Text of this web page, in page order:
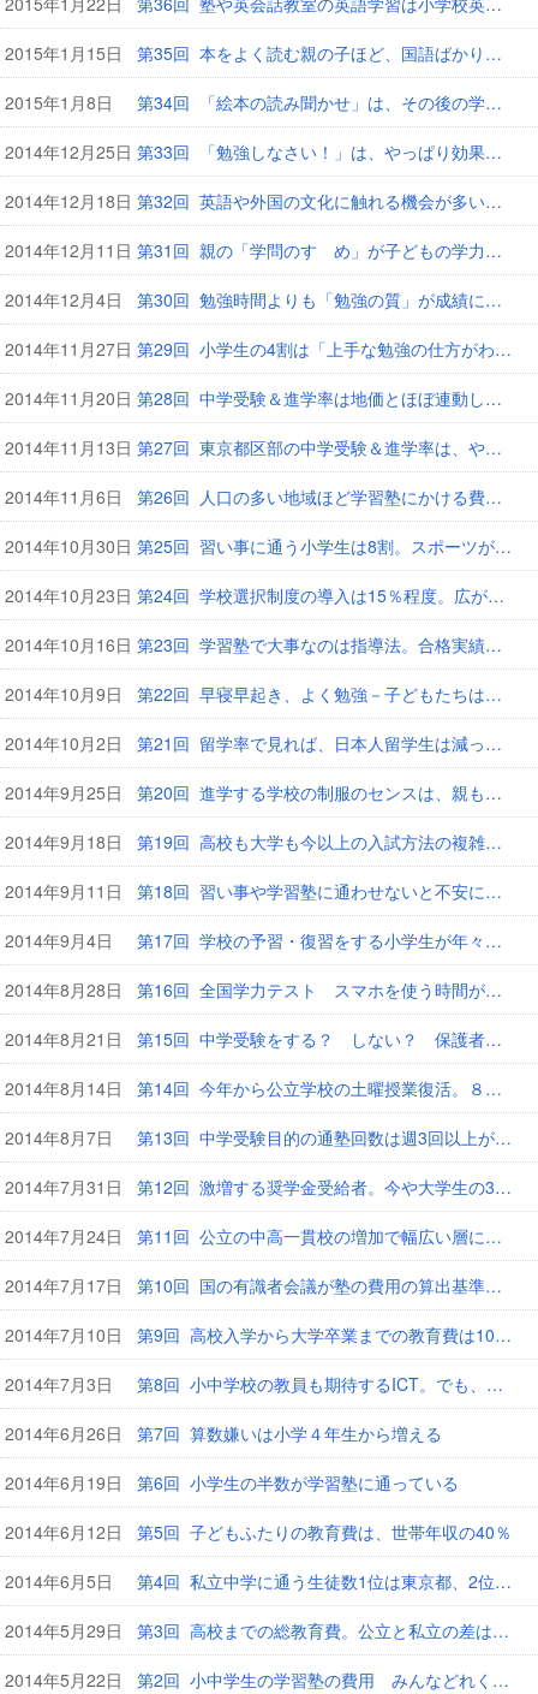
2015年1月15日 第35回 本をよく読む親の子ほど、国語ばかりか算数の点数も高い！
2015年1月8日 第34回 「絵本の読み聞かせ」は、その後の学力に大きく影響！
2014年12月25日 第33回 「勉強しなさい！」は、やっぱり効果がなかった
2014年12月18日 第32回 英語や外国の文化に触れる機会が多いほど好成績
2014年12月11日 第31回 親の「学問のすゝめ」が子どもの学力を左右する？
2014年12月4日 第30回 勉強時間よりも「勉強の質」が成績に影響する
2014年11月27日 第29回 小学生の4割は「上手な勉強の仕方がわからない」
2014年11月20日 第28回 中学受験＆進学率は地価とほぼ連動している
2014年11月13日 第27回 東京都区部の中学受験＆進学率は、やっぱり高かった
2014年11月6日 第26回 人口の多い地域ほど学習塾にかける費用は増加
2014年10月30日 第25回 習い事に通う小学生は8割。スポーツがダントツ1位
2014年10月23日 第24回 学校選択制度の導入は15％程度。広がらない理由とは？
2014年10月16日 第23回 学習塾で大事なのは指導法。合格実績を重視する保護者は3割
2014年10月9日 第22回 早寝早起き、よく勉強－子どもたちはまじめになってる？
2014年10月2日 第21回 留学率で見れば、日本人留学生は減っていない
2014年9月25日 第20回 進学する学校の制服のセンスは、親も子も重視している
2014年9月18日 第19回 高校も大学も今以上の入試方法の複雑化は望んでいない
2014年9月11日 第18回 習い事や学習塾に通わせないと不安に思う親は半数以上
2014年9月4日 第17回 学校の予習・復習をする小学生が年々増えている！
2014年8月28日 第16回 全国学力テスト スマホを使う時間が短いほど学力が高い
2014年8月21日 第15回 中学受験をする？ しない？ 保護者の検討期間が長期化
2014年8月14日 第14回 今年から公立学校の土曜授業復活。８割の親たちが歓迎
2014年8月7日 第13回 中学受験目的の通塾回数は週3回以上が6割
2014年7月31日 第12回 激増する奨学金受給者。今や大学生の3人にひとりが利用
2014年7月24日 第11回 公立の中高一貫校の増加で幅広い層に中学受験のチャンス
2014年7月17日 第10回 国の有識者会議が塾の費用の算出基準などの情報公開を促す
2014年7月10日 第9回 高校入学から大学卒業までの教育費は1000万円超！
2014年7月3日 第8回 小中学校の教員も期待するICT。でも、その効果は限定的？
2014年6月26日 第7回 算数嫌いは小学４年生から増える
2014年6月19日 第6回 小学生の半数が学習塾に通っている
2014年6月12日 第5回 子どもふたりの教育費は、世帯年収の40％
2014年6月5日 第4回 私立中学に通う生徒数1位は東京都、2位は高知県
2014年5月29日 第3回 高校までの総教育費。公立と私立の差は3倍以上！
2014年5月22日 第2回 小中学生の学習塾の費用 みんなどれくらいかけている？